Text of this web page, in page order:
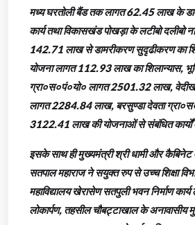
मध्य घरतोली बैंड तक लागत 62.45 लाख के
कार्य तथा विकासखंड पोखड़ा के लटीबो दलीबो
142.71 लाख से डामरीकरण सुदृढीकरण का
योजना लागत 112.93 लाख का शिलान्यास,
ग्रा०स०पं०यो० लागत 2501.32 लाख,
लागत 2284.84 लाख, बरसुण्डा देवता
3122.41 लाख की योजनाओं से संबंधित कार्यों
इसके साथ ही मुख्यमंत्री श्री धामी और कैबिनेट
सतपाल महाराज ने सयुक्त रुप से उच्च शिक्षा
महाविद्यालय खेरासेण सतपुली भवन निर्माण
लोकार्पण, तहसील चौबट्टाखाल के अनावासीय